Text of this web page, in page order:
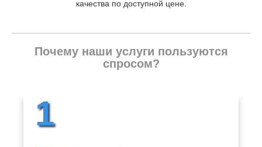
качества по доступной цене.
Почему наши услуги пользуются
спросом?
1